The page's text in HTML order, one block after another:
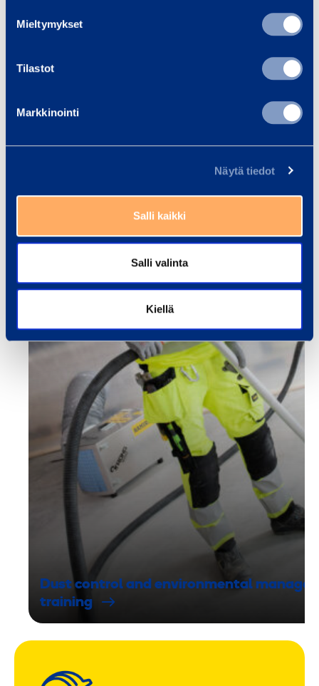
Mieltymykset
Tilastot
Markkinointi
Näytä tiedot
Salli kaikki
Salli valinta
Kiellä
View all trainings
Dust control and environmental
training